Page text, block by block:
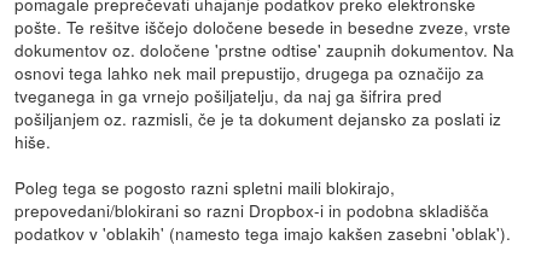
pošte. Te rešitve iščejo določene besede in besedne zveze, vrste
dokumentov oz. določene 'prstne odtise' zaupnih dokumentov. Na
osnovi tega lahko nek mail prepustijo, drugega pa označijo za
tveganega in ga vrnejo pošiljatelju, da naj ga šifrira pred
pošiljanjem oz. razmisli, če je ta dokument dejansko za poslati iz
hiše.
Poleg tega se pogosto razni spletni maili blokirajo,
prepovedani/blokirani so razni Dropbox-i in podobna skladišča
podatkov v 'oblakih' (namesto tega imajo kakšen zasebni 'oblak').